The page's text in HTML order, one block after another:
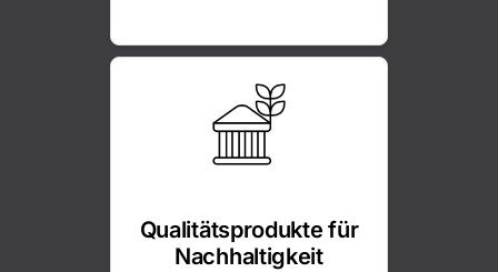
Qualitätsprodukte für
Nachhaltigkeit